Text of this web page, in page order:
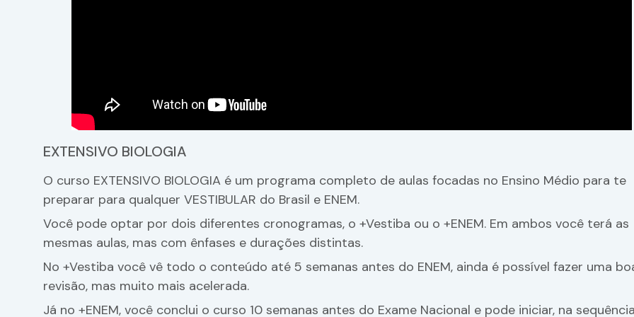
EXTENSIVO BIOLOGIA
O curso EXTENSIVO BIOLOGIA é um programa completo de aulas focadas no Ensino Médio para te
preparar para qualquer VESTIBULAR do Brasil e ENEM.
Você pode optar por dois diferentes cronogramas, o +Vestiba ou o +ENEM. Em ambos você terá as
mesmas aulas, mas com ênfases e durações distintas.
No +Vestiba você vê todo o conteúdo até 5 semanas antes do ENEM, ainda é possível fazer uma
revisão, mas muito mais acelerada.
Já no +ENEM, você conclui o curso 10 semanas antes do Exame Nacional e pode iniciar, na